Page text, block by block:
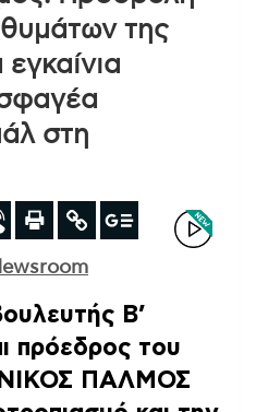
της
στη
Β’
πρόεδρος του
ΠΑΛΜΟΣ